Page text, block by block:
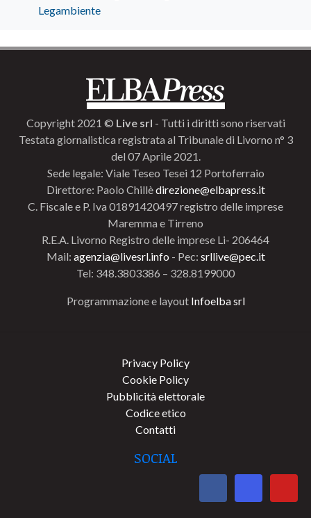
Legambiente
Copyright 2021 © Live srl - Tutti i diritti sono riservati
Testata giornalistica registrata al Tribunale di Livorno n° 3
del 07 Aprile 2021.
Sede legale: Viale Teseo Tesei 12 Portoferraio
Direttore: Paolo Chillèdirezione@elbapress.it
C. Fiscale e P. Iva 01891420497 registro delle imprese
Maremma e Tirreno
R.E.A. Livorno Registro delle imprese Li- 206464
Mail: agenzia@livesrl.info - Pec: srllive@pec.it
Tel: 348.3803386 – 328.8199000
Programmazione e layout Infoelba srl
Privacy Policy
Cookie Policy
Pubblicità elettorale
Codice etico
Contatti
SOCIAL